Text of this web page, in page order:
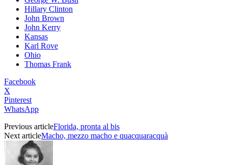
Hillary Clinton
John Brown
John Kerry
Kansas
Karl Rove
Ohio
Thomas Frank
Facebook
X
Pinterest
WhatsApp
Previous articleFlorida, pronta al bis
Next articleMacho, mezzo macho e quacquaracquà